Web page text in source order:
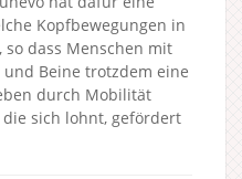
Kopfbewegungen in
dass Menschen mit
Beine trotzdem eine
durch Mobilität
sich lohnt, gefördert